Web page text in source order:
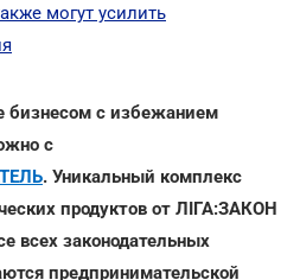
могут усилить
бизнесом с избежанием
с
. Уникальный комплекс
продуктов от ЛІГА:ЗАКОН
всех законодательных
предпринимательской